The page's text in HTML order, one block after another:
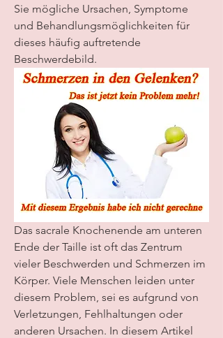
Sie mögliche Ursachen, Symptome
und Behandlungsmöglichkeiten für
dieses häufig auftretende
Beschwerdebild.
Das sacrale Knochenende am unteren
Ende der Taille ist oft das Zentrum
vieler Beschwerden und Schmerzen im
Körper. Viele Menschen leiden unter
diesem Problem, sei es aufgrund von
Verletzungen, Fehlhaltungen oder
anderen Ursachen. In diesem Artikel